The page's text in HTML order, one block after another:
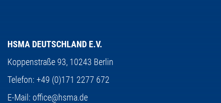
HSMA DEUTSCHLAND E.V.
Koppenstraße 93, 10243 Berlin
Telefon: +49 (0)171 2277 672
E-Mail: office@hsma.de